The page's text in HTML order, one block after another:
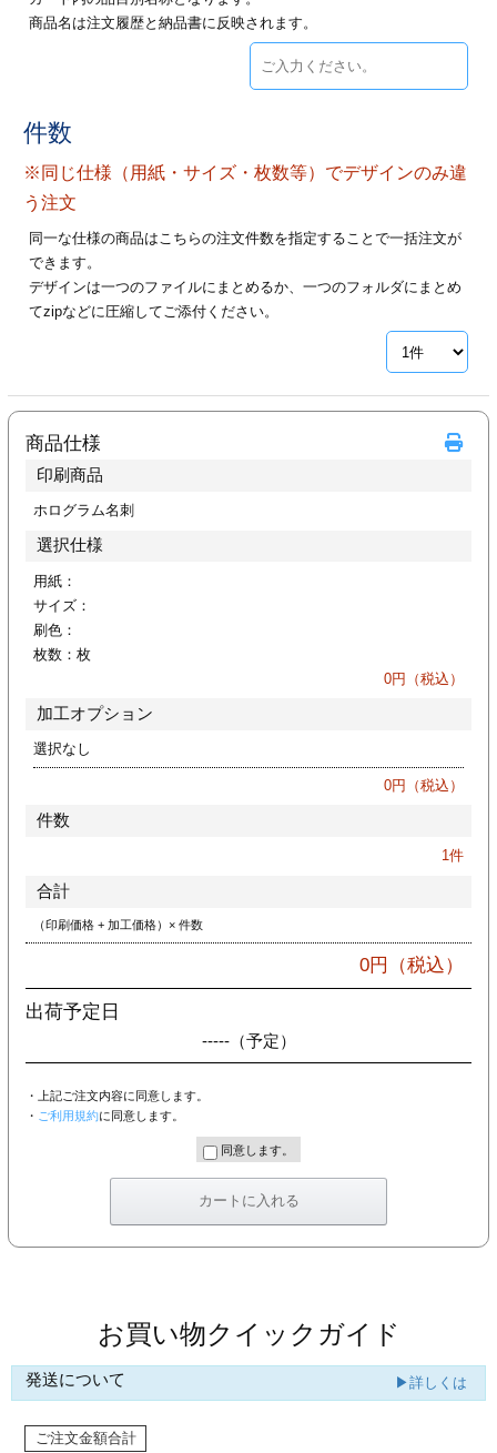
ファイル印刷
印刷
印刷
印刷
ムカード印刷
ード印刷
フォルダー
ファイル印刷
ァイル印刷
印刷
リーブ
ー印刷
商品名は注文履歴と納品書に反映されます。
件数
※同じ仕様（用紙・サイズ・枚数等）でデザインのみ違
う注文
同一な仕様の商品はこちらの注文件数を指定することで一括注文が
できます。
デザインは一つのファイルにまとめるか、一つのフォルダにまとめ
てzipなどに圧縮してご添付ください。
商品仕様
印刷商品
ホログラム名刺
選択仕様
用紙：
サイズ：
刷色：
枚数： 枚
0円（税込）
加工オプション
選択なし
0円（税込）
件数
1件
合計
（印刷価格 + 加工価格）× 件数
0円（税込）
出荷予定日
-----（予定）
・上記ご注文内容に同意します。
・ ご利用規約に同意します。
同意します。
お買い物クイックガイド
発送について ▶詳しくは
ご注文金額合計